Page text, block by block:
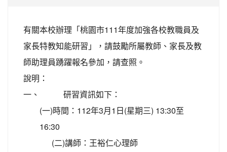
有關本校辦理「桃園市111年度加強各校教職員及
家長特教知能研習」，請鼓勵所屬教師、家長及教
師助理員踴躍報名參加，請查照。
說明：
一、
研習資訊如下：
(一)時間：112年3月1日(星期三) 13:30至
16:30
(二)講師：王裕仁心理師